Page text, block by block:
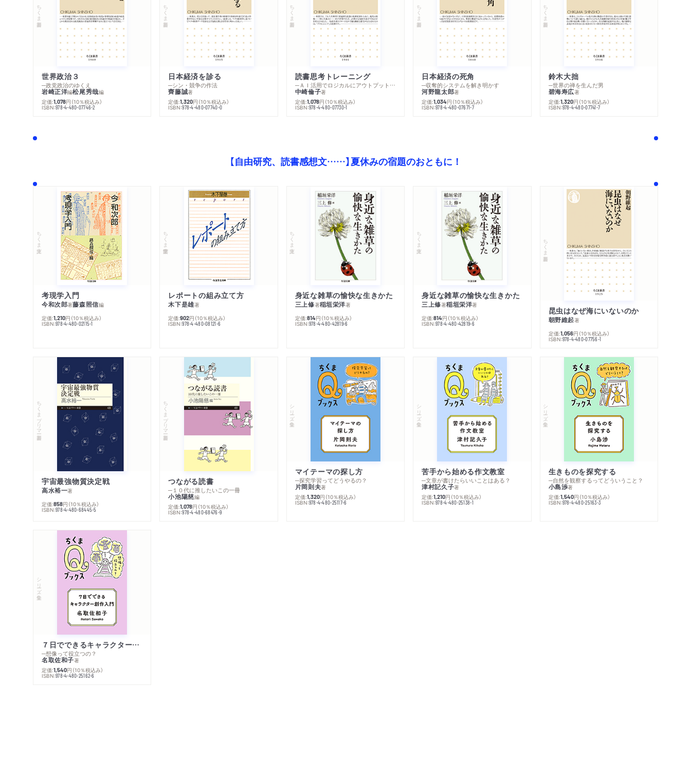
ちくま新書
世界政治３
─政党政治のゆくえ
岩崎正洋編松尾秀哉編
定価:1,078円 （10％税込み）
ISBN:978-4-480-07746-2
ちくま新書
日本経済を診る
─シン・競争の作法
齊藤誠著
定価:1,320円 （10％税込み）
ISBN:978-4-480-07740-0
ちくま新書
読書思考トレーニング
─ＡＩ活用でロジカルにアウトプットする技法
中崎倫子著
定価:1,078円 （10％税込み）
ISBN:978-4-480-07730-1
ちくま新書
日本経済の死角
─収奪的システムを解き明かす
河野龍太郎著
定価:1,034円 （10％税込み）
ISBN:978-4-480-07671-7
ちくま新書
鈴木大拙
─世界の禅を生んだ男
碧海寿広著
定価:1,320円 （10％税込み）
ISBN:978-4-480-07741-7
【自由研究、読書感想文……】夏休みの宿題のおともに！
ちくま文庫
考現学入門
今和次郎著藤森照信編
定価:1,210円 （10％税込み）
ISBN:978-4-480-02115-1
ちくま学芸文庫
レポートの組み立て方
木下是雄著
定価:902円 （10％税込み）
ISBN:978-4-480-08121-6
ちくま文庫
身近な雑草の愉快な生きかた
三上修著稲垣栄洋著
定価:814円 （10％税込み）
ISBN:978-4-480-42819-6
ちくま文庫
身近な雑草の愉快な生きかた
三上修著稲垣栄洋著
定価:814円 （10％税込み）
ISBN:978-4-480-42819-6
ちくま新書
昆虫はなぜ海にいないのか
朝野維起著
定価:1,056円 （10％税込み）
ISBN:978-4-480-07756-1
ちくまプリマー新書
宇宙最強物質決定戦
高水裕一著
定価:858円 （10％税込み）
ISBN:978-4-480-68445-5
ちくまプリマー新書
つながる読書
─１０代に推したいこの一冊
小池陽慈編
定価:1,078円 （10％税込み）
ISBN:978-4-480-68476-9
シリーズ・全集
マイテーマの探し方
─探究学習ってどうやるの？
片岡則夫著
定価:1,320円 （10％税込み）
ISBN:978-4-480-25117-6
シリーズ・全集
苦手から始める作文教室
─文章が書けたらいいことはある？
津村記久子著
定価:1,210円 （10％税込み）
ISBN:978-4-480-25138-1
シリーズ・全集
生きものを探究する
─自然を観察するってどういうこと？
小島渉著
定価:1,540円 （10％税込み）
ISBN:978-4-480-25163-3
シリーズ・全集
７日でできるキャラクター創作入門
─想像って役立つの？
名取佐和子著
定価:1,540円 （10％税込み）
ISBN:978-4-480-25162-6